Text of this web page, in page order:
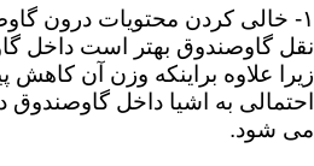
۱- خالی کردن محتویات درون
نقل گاوصندوق بهتر است داخل
زیرا علاوه براینکه وزن آن کاهش
احتمالی به اشیا داخل
می شود.